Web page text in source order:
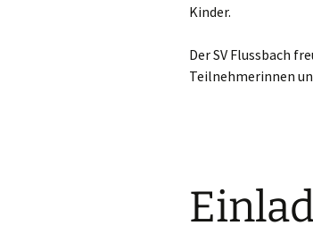
Kinder.
Der SV Flussbach
Teilnehmerinnen